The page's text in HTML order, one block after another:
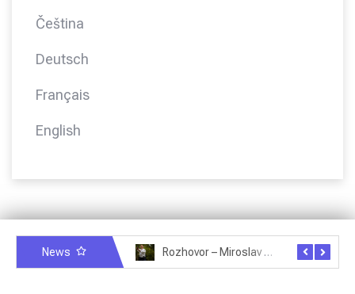
Čeština
Deutsch
Français
English
News Rozhovor – Miroslav Šmíd – 22.3.2025